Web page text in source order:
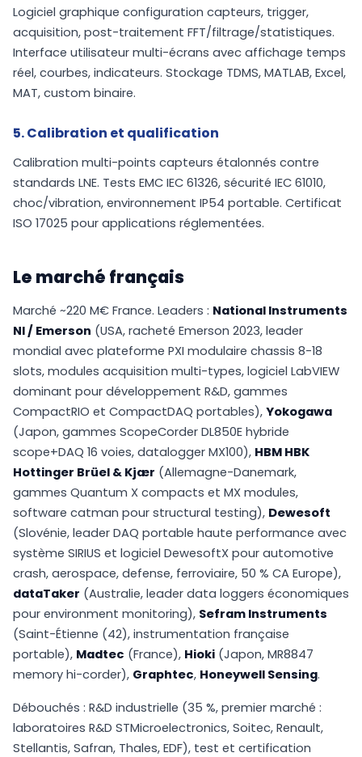
Logiciel graphique configuration capteurs, trigger,
acquisition, post-traitement FFT/filtrage/statistiques.
Interface utilisateur multi-écrans avec affichage temps
réel, courbes, indicateurs. Stockage TDMS, MATLAB, Excel,
MAT, custom binaire.
5. Calibration et qualification
Calibration multi-points capteurs étalonnés contre
standards LNE. Tests EMC IEC 61326, sécurité IEC 61010,
choc/vibration, environnement IP54 portable. Certificat
ISO 17025 pour applications réglementées.
Le marché français
Marché ~220 M€ France. Leaders : National Instruments
NI / Emerson (USA, racheté Emerson 2023, leader
mondial avec plateforme PXI modulaire chassis 8-18
slots, modules acquisition multi-types, logiciel LabVIEW
dominant pour développement R&D, gammes
CompactRIO et CompactDAQ portables), Yokogawa
(Japon, gammes ScopeCorder DL850E hybride
scope+DAQ 16 voies, datalogger MX100), HBM HBK
Hottinger Brüel & Kjær (Allemagne-Danemark,
gammes Quantum X compacts et MX modules,
software catman pour structural testing), Dewesoft
(Slovénie, leader DAQ portable haute performance avec
système SIRIUS et logiciel DewesoftX pour automotive
crash, aerospace, defense, ferroviaire, 50 % CA Europe),
dataTaker (Australie, leader data loggers économiques
pour environment monitoring), Sefram Instruments
(Saint-Étienne (42), instrumentation française
portable), Madtec (France), Hioki (Japon, MR8847
memory hi-corder), Graphtec, Honeywell Sensing.
Débouchés : R&D industrielle (35 %, premier marché :
laboratoires R&D STMicroelectronics, Soitec, Renault,
Stellantis, Safran, Thales, EDF), test et certification